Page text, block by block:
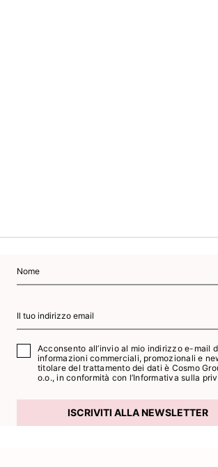
Acconsento all’invio al mio indirizzo e-mail
informazioni commerciali, promozionali e
titolare del trattamento dei dati è Cosmo
o.o., in conformità con l’Informativa sulla
ISCRIVITI ALLA NEWSLETTER